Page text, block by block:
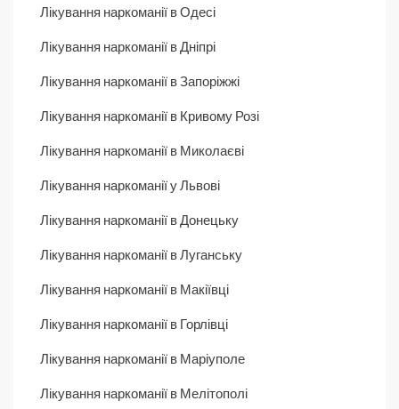
Лікування наркоманії в Одесі
Лікування наркоманії в Дніпрі
Лікування наркоманії в Запоріжжі
Лікування наркоманії в Кривому Розі
Лікування наркоманії в Миколаєві
Лікування наркоманії у Львові
Лікування наркоманії в Донецьку
Лікування наркоманії в Луганську
Лікування наркоманії в Макіївці
Лікування наркоманії в Горлівці
Лікування наркоманії в Маріуполе
Лікування наркоманії в Мелітополі